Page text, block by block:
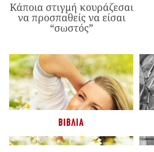
Κάποια στιγμή κουράζεσαι
να προσπαθείς να είσαι
“σωστός”
ΒΙΒΛΊΑ